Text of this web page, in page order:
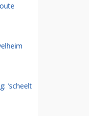
'scheelt